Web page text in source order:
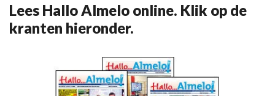
Lees Hallo Almelo online. Klik op de
kranten hieronder.